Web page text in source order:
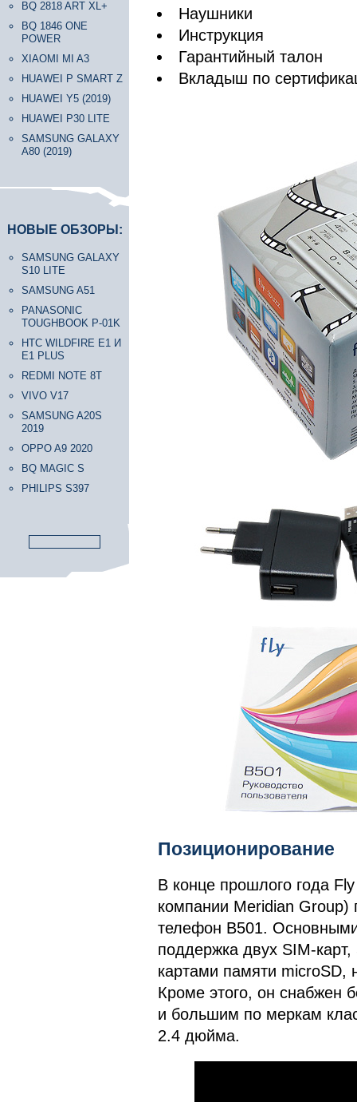
BQ 2818 ART XL+
BQ 1846 ONE
POWER
XIAOMI MI A3
HUAWEI P SMART Z
HUAWEI Y5 (2019)
HUAWEI P30 LITE
SAMSUNG GALAXY
A80 (2019)
НОВЫЕ ОБЗОРЫ:
SAMSUNG GALAXY
S10 LITE
SAMSUNG A51
PANASONIC
TOUGHBOOK P-01K
HTC WILDFIRE E1 И
E1 PLUS
REDMI NOTE 8T
VIVO V17
SAMSUNG A20S
2019
OPPO A9 2020
BQ MAGIC S
PHILIPS S397
Наушники
Инструкция
Гарантийный талон
Вкладыш по
Позиционирование
В конце прошлого года
компании Meridian Group)
телефон B501.
поддержка двух SIM-
картами памяти microSD,
Кроме этого, он снабжен
и большим по меркам
2.4 дюйма.